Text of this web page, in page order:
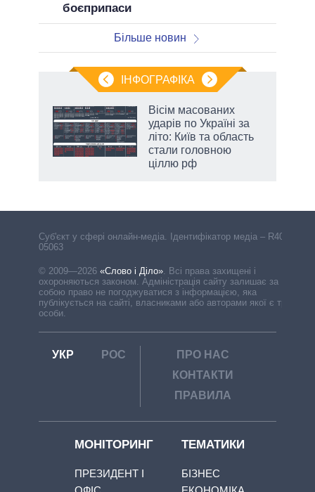
боєприпаси
Більше новин
ІНФОГРАФІКА
Вісім масованих
ударів по Україні за
літо: Київ та область
стали головною
ціллю рф
Cуб'єкт у сфері онлайн-медіа. Ідентифікатор медіа – R40-
05063
© 2009—2026 «Слово і Діло»
Всі права захищені і
охороняються законом. Адміністрація сайту залишає за
собою право не погоджуватися з інформацією, яка
публікується на сайті, власниками або авторами якої є треті
особи.
УКР РОС
ПРО НАС
КОНТАКТИ
ПРАВИЛА
МОНІТОРИНГ
ПРЕЗИДЕНТ І
ТЕМАТИКИ
БІЗНЕС